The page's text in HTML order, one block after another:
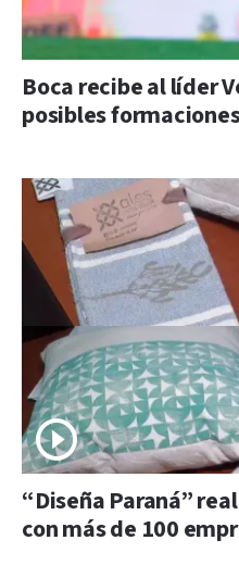
Boca recibe al líder
posibles
“Diseña Paraná”
con más de 100